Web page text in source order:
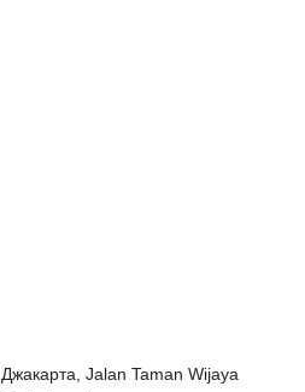
Jalan Taman Wijaya